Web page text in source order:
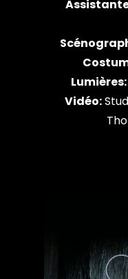
Lumières:
Vidéo: